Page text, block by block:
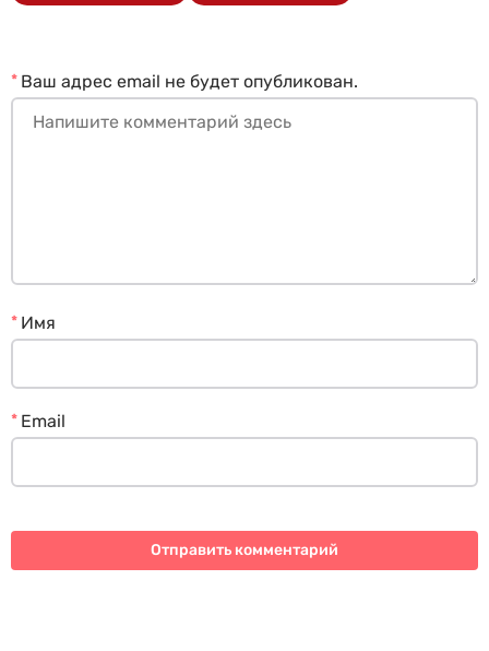
Ваш адрес email не будет опубликован.
*
Имя
*
Email
*